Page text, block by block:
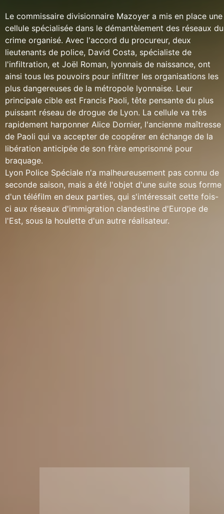
Le commissaire divisionnaire Mazoyer a mis en place une
cellule spécialisée dans le démantèlement des réseaux du
crime organisé. Avec l'accord du procureur, deux
lieutenants de police, David Costa, spécialiste de
l'infiltration, et Joël Roman, lyonnais de naissance, ont
ainsi tous les pouvoirs pour infiltrer les organisations les
plus dangereuses de la métropole lyonnaise. Leur
principale cible est Francis Paoli, tête pensante du plus
puissant réseau de drogue de Lyon. La cellule va très
rapidement harponner Alice Dornier, l'ancienne maîtresse
de Paoli qui va accepter de coopérer en échange de la
libération anticipée de son frère emprisonné pour
braquage.
Lyon Police Spéciale n'a malheureusement pas connu de
seconde saison, mais a été l'objet d'une suite sous forme
d'un téléfilm en deux parties, qui s'intéressait cette fois-
ci aux réseaux d'immigration clandestine d'Europe de
l'Est, sous la houlette d'un autre réalisateur.